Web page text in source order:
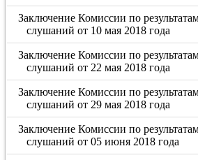
Заключение Комиссии по
слушаний от 10 мая 2018 года
Заключение Комиссии по
слушаний от 22 мая 2018 года
Заключение Комиссии по
слушаний от 29 мая 2018 года
Заключение Комиссии по
слушаний от 05 июня 2018 года